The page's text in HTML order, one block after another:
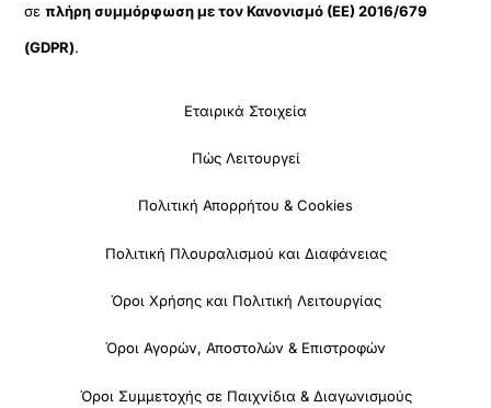
σεπλήρη συμμόρφωση με τον Κανονισμό (ΕΕ) 2016/679
(GDPR).
Εταιρικά Στοιχεία
Πώς Λειτουργεί
Πολιτική Απορρήτου & Cookies
Πολιτική Πλουραλισμού και Διαφάνειας
Όροι Χρήσης και Πολιτική Λειτουργίας
Όροι Αγορών, Αποστολών & Επιστροφών
Όροι Συμμετοχής σε Παιχνίδια & Διαγωνισμούς